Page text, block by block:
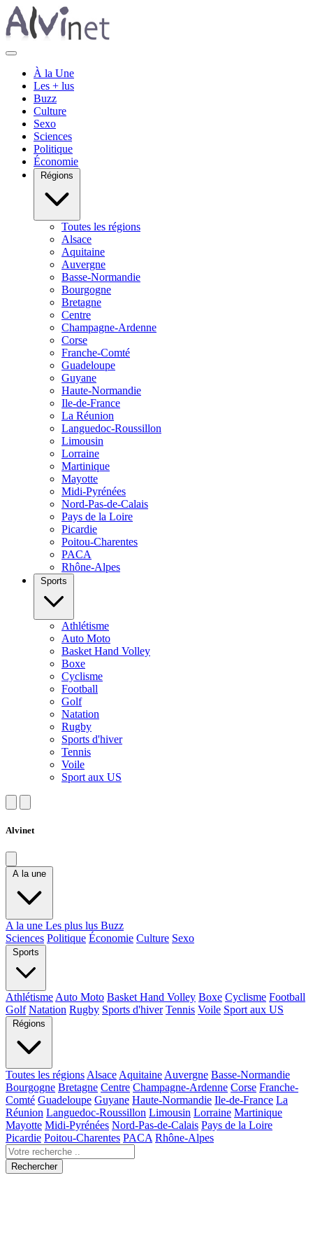
À la Une
Les + lus
Buzz
Culture
Sexo
Sciences
Politique
Économie
Régions
Toutes les régions
Alsace
Aquitaine
Auvergne
Basse-Normandie
Bourgogne
Bretagne
Centre
Champagne-Ardenne
Corse
Franche-Comté
Guadeloupe
Guyane
Haute-Normandie
Ile-de-France
La Réunion
Languedoc-Roussillon
Limousin
Lorraine
Martinique
Mayotte
Midi-Pyrénées
Nord-Pas-de-Calais
Pays de la Loire
Picardie
Poitou-Charentes
PACA
Rhône-Alpes
Sports
Athlétisme
Auto Moto
Basket Hand Volley
Boxe
Cyclisme
Football
Golf
Natation
Rugby
Sports d'hiver
Tennis
Voile
Sport aux US
Alvinet
A la une
A la une Les plus lus Buzz
Sciences Politique Économie Culture Sexo
Sports
Athlétisme Auto Moto Basket Hand Volley Boxe Cyclisme Football
Golf Natation Rugby Sports d'hiver Tennis Voile Sport aux US
Régions
Toutes les régions Alsace Aquitaine Auvergne Basse-Normandie
Bourgogne Bretagne Centre Champagne-Ardenne Corse Franche-
Comté Guadeloupe Guyane Haute-Normandie Ile-de-France La
Réunion Languedoc-Roussillon Limousin Lorraine Martinique
Mayotte Midi-Pyrénées Nord-Pas-de-Calais Pays de la Loire
Picardie Poitou-Charentes PACA Rhône-Alpes
Rechercher